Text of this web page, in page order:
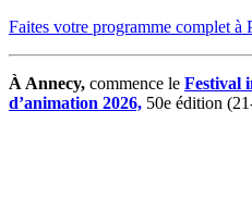
Faites votre programme complet à
À Annecy, commence le Festival
d’animation 2026, 50e édition